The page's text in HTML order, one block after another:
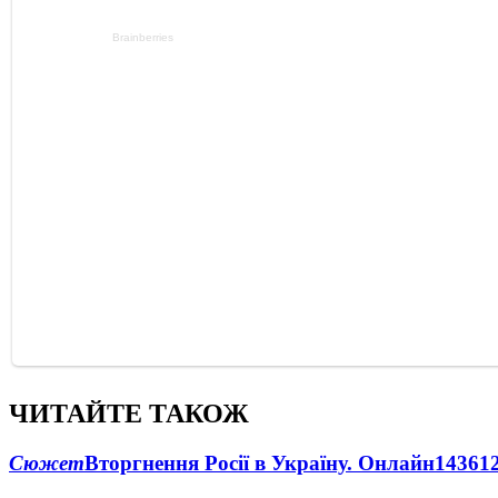
ЧИТАЙТЕ ТАКОЖ
СюжетВторгнення Росії в Україну. Онлайн1436